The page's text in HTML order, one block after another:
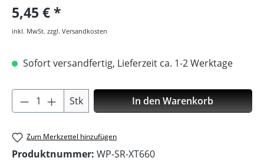
5,45 €
inkl. MwSt. zzgl. Versandkosten
Sofort versandfertig, Lieferzeit ca. 1-2 Werktage
Produkt Anzahl: Gib den gewünschten
Stk In den Warenkorb
Zum Merkzettel hinzufügen
Produktnummer: WP-SR-XT660